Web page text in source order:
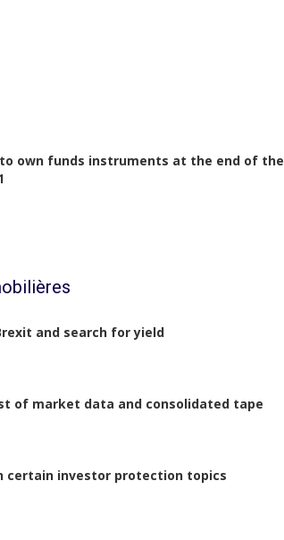
own funds instruments at the end of the
and search for yield
of market data and consolidated tape
certain investor protection topics